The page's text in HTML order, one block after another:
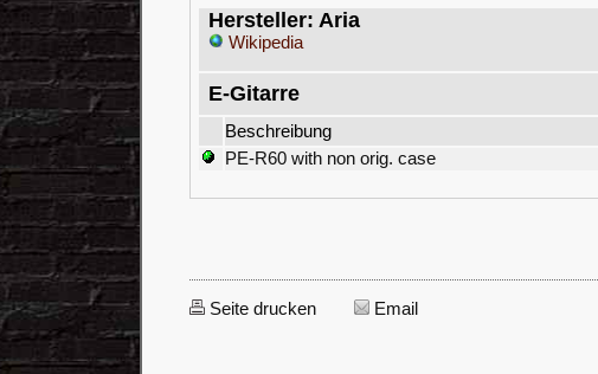
Hersteller: Aria
Wikipedia
E-Gitarre
Beschreibung
PE-R60 with non orig. case
Seite drucken Email